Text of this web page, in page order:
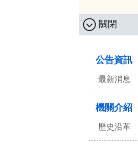
關閉
公告資訊
最新消息
機關介紹
歷史沿革